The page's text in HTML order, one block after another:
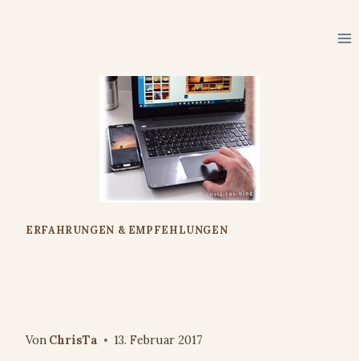
ERFAHRUNGEN & EMPFEHLUNGEN
Von ChrisTa 13. Februar 2017